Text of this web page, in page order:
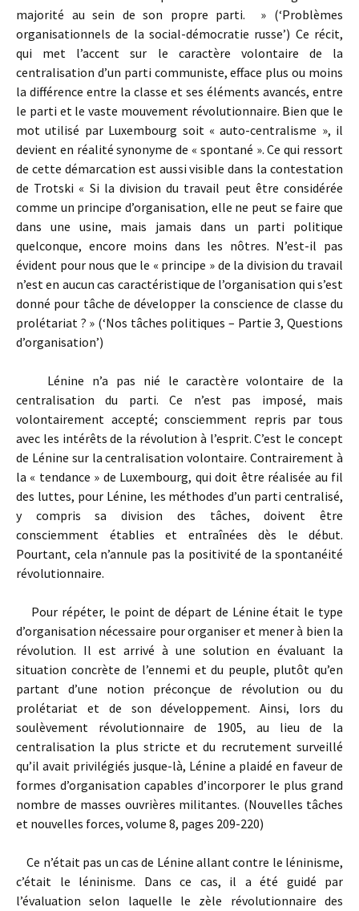
majorité au sein de son propre parti. » (‘Problèmes
organisationnels de la social-démocratie russe’) Ce récit,
qui met l’accent sur le caractère volontaire de la
centralisation d’un parti communiste, efface plus ou moins
la différence entre la classe et ses éléments avancés, entre
le parti et le vaste mouvement révolutionnaire. Bien que le
mot utilisé par Luxembourg soit « auto-centralisme », il
devient en réalité synonyme de « spontané ». Ce qui ressort
de cette démarcation est aussi visible dans la contestation
de Trotski « Si la division du travail peut être considérée
comme un principe d’organisation, elle ne peut se faire que
dans une usine, mais jamais dans un parti politique
quelconque, encore moins dans les nôtres. N’est-il pas
évident pour nous que le « principe » de la division du travail
n’est en aucun cas caractéristique de l’organisation qui s’est
donné pour tâche de développer la conscience de classe du
prolétariat ? » (‘Nos tâches politiques – Partie 3, Questions
d’organisation’)
Lénine n’a pas nié le caractère volontaire de la
centralisation du parti. Ce n’est pas imposé, mais
volontairement accepté; consciemment repris par tous
avec les intérêts de la révolution à l’esprit. C’est le concept
de Lénine sur la centralisation volontaire. Contrairement à
la « tendance » de Luxembourg, qui doit être réalisée au fil
des luttes, pour Lénine, les méthodes d’un parti centralisé,
y compris sa division des tâches, doivent être
consciemment établies et entraînées dès le début.
Pourtant, cela n’annule pas la positivité de la spontanéité
révolutionnaire.
Pour répéter, le point de départ de Lénine était le type
d’organisation nécessaire pour organiser et mener à bien la
révolution. Il est arrivé à une solution en évaluant la
situation concrète de l’ennemi et du peuple, plutôt qu’en
partant d’une notion préconçue de révolution ou du
prolétariat et de son développement. Ainsi, lors du
soulèvement révolutionnaire de 1905, au lieu de la
centralisation la plus stricte et du recrutement surveillé
qu’il avait privilégiés jusque-là, Lénine a plaidé en faveur de
formes d’organisation capables d’incorporer le plus grand
nombre de masses ouvrières militantes. (Nouvelles tâches
et nouvelles forces, volume 8, pages 209-220)
Ce n’était pas un cas de Lénine allant contre le léninisme,
c’était le léninisme. Dans ce cas, il a été guidé par
l’évaluation selon laquelle le zèle révolutionnaire des